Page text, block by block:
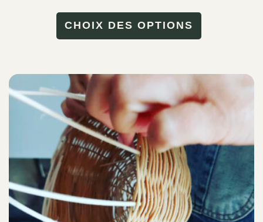
CHOIX DES OPTIONS
variants.
options
may
be
chosen